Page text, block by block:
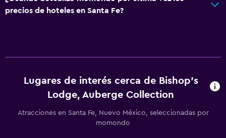
Limpieza diaria
Ideal para familias
precios de hoteles en Santa Fe?
Lugares de interés cerca de Bishop's
Lodge, Auberge Collection
Atracciones en Santa Fe, Nuevo México, seleccionadas por
momondo